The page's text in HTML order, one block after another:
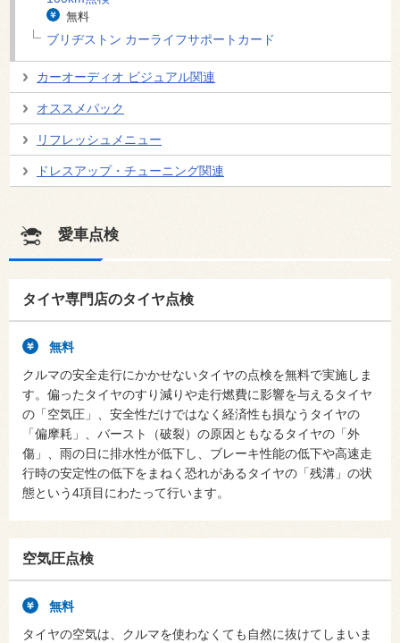
無料
ブリヂストン カーライフサポートカード
カーオーディオ ビジュアル関連
オススメパック
リフレッシュメニュー
ドレスアップ・チューニング関連
愛車点検
タイヤ専門店のタイヤ点検
無料
クルマの安全走行にかかせないタイヤの点検を無料で実施しま
す。偏ったタイヤのすり減りや走行燃費に影響を与えるタイヤ
の「空気圧」、安全性だけではなく経済性も損なうタイヤの
「偏摩耗」、バースト（破裂）の原因ともなるタイヤの「外
傷」、雨の日に排水性が低下し、ブレーキ性能の低下や高速走
行時の安定性の低下をまねく恐れがあるタイヤの「残溝」の状
態という4項目にわたって行います。
空気圧点検
無料
タイヤの空気は、クルマを使わなくても自然に抜けてしまいま